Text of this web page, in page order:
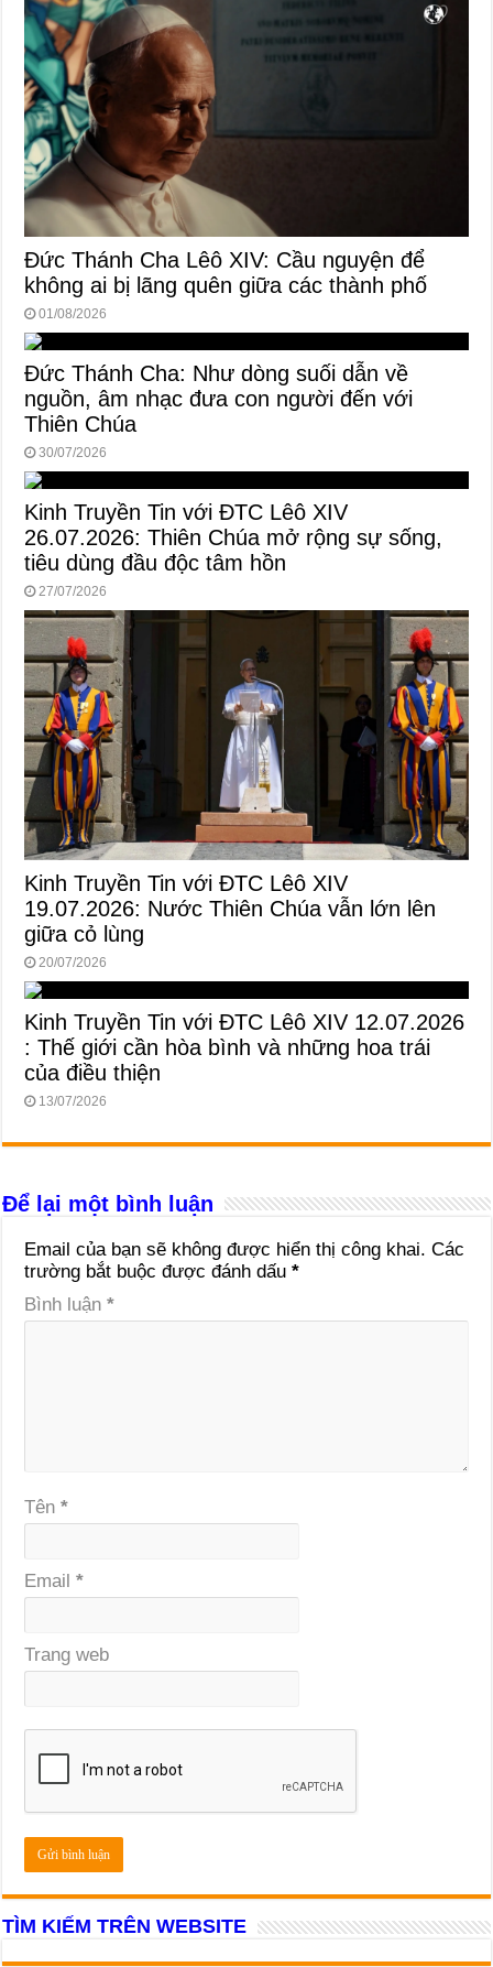
Đức Thánh Cha Lêô XIV: Cầu nguyện để
không ai bị lãng quên giữa các thành phố
01/08/2026
Đức Thánh Cha: Như dòng suối dẫn về
nguồn, âm nhạc đưa con người đến với
Thiên Chúa
30/07/2026
Kinh Truyền Tin với ĐTC Lêô XIV
26.07.2026: Thiên Chúa mở rộng sự sống,
tiêu dùng đầu độc tâm hồn
27/07/2026
Kinh Truyền Tin với ĐTC Lêô XIV
19.07.2026: Nước Thiên Chúa vẫn lớn lên
giữa cỏ lùng
20/07/2026
Kinh Truyền Tin với ĐTC Lêô XIV 12.07.2026
: Thế giới cần hòa bình và những hoa trái
của điều thiện
13/07/2026
Để lại một bình luận
Email của bạn sẽ không được hiển thị công khai. Các
trường bắt buộc được đánh dấu*
Bình luận*
Tên*
Email*
Trang web
TÌM KIẾM TRÊN WEBSITE